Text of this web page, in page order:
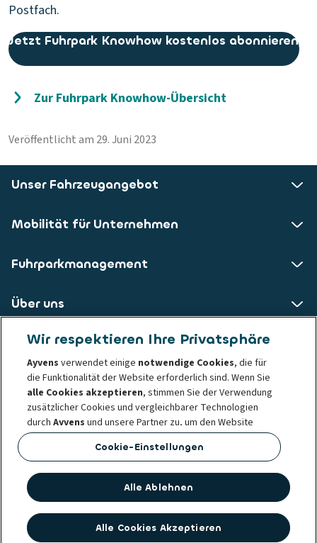
Postfach.
Jetzt Fuhrpark Knowhow kostenlos abonnieren
Zur Fuhrpark Knowhow-Übersicht
Veröffentlicht am 29. Juni 2023
Unser Fahrzeugangebot
Mobilität für Unternehmen
Fuhrparkmanagement
Über uns
ALD AutoLeasing D GmbH
Nedderfeld 95
22529 Hamburg
Datenschutzerklärung Impressum
Cookie-Richtlinie
Whistleblowing
Verhaltens- und Ethikgrundsätze
Fakten
Société Générale
Wir respektieren Ihre Privatsphäre
Ayvens verwendet einige notwendige Cookies, die für
die Funktionalität der Website erforderlich sind. Wenn Sie
alle Cookies akzeptieren, stimmen Sie der Verwendung
zusätzlicher Cookies und vergleichbarer Technologien
durchAyvens und unsere Partner zu, um den Website
Traffic und das Nutzungsverhalten zu analysieren, Social
Media Funktionen bereitzustellen sowie Inhalte und
personalisieren.
Sie können IhreCookie-Einstellungenjederzeit ändern
oder Ihre Einwilligung widerrufen. Das hat keinen Einfluss
Cookie-Einstellungen
Alle Ablehnen
Alle Cookies Akzeptieren